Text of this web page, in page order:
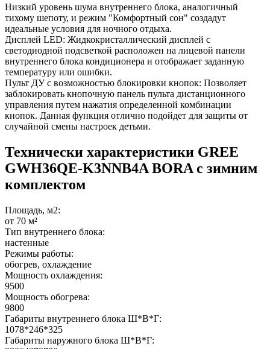
Низкий уровень шума внутреннего блока, аналогичный
тихому шепоту, и режим "Комфортный сон" создадут
идеальные условия для ночного отдыха.
Дисплей LED: Жидкокристаллический дисплей с
светодиодной подсветкой расположен на лицевой панели
внутреннего блока кондиционера и отображает заданную
температуру или ошибки.
Пульт ДУ с возможностью блокировки кнопок: Позволяет
заблокировать кнопочную панель пульта дистанционного
управления путем нажатия определенной комбинации
кнопок. Данная функция отлично подойдет для защиты от
случайной смены настроек детьми.
Технически характеристики GREE
GWH36QE-K3NNB4A BORA c зимним
комплектом
Площадь, м2:
от 70 м²
Тип внутреннего блока:
настенные
Режимы работы:
обогрев, охлаждение
Мощность охлаждения:
9500
Мощность обогрева:
9800
Габариты внутреннего блока Ш*В*Г:
1078*246*325
Габариты наружного блока Ш*В*Г: